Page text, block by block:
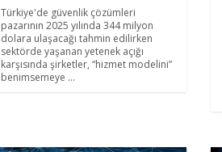
Türkiye'de güvenlik çözümleri
pazarının 2025 yılında 344 milyon
dolara ulaşacağı tahmin edilirken
sektörde yaşanan yetenek açığı
karşısında şirketler, “hizmet modelini”
benimsemeye ...